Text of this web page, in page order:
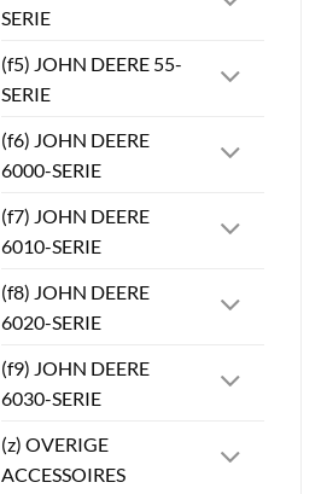
SERIE
(f5) JOHN DEERE 55-
SERIE
(f6) JOHN DEERE
6000-SERIE
(f7) JOHN DEERE
6010-SERIE
(f8) JOHN DEERE
6020-SERIE
(f9) JOHN DEERE
6030-SERIE
(z) OVERIGE
ACCESSOIRES